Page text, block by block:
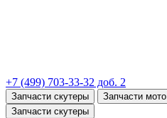
+7 (499) 703-33-32 доб. 2
Запчасти скутеры Запчасти мото
Запчасти скутеры